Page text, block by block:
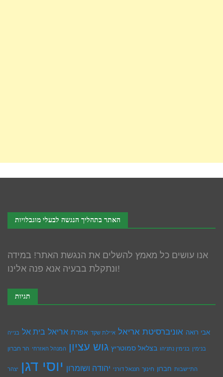
האתר בתהליך הנגשה לבעלי מוגבלויות
אנו עושים כל מאמץ להשלים את הנגשת האתר! במידה
ונתקלת בבעיה אנא פנה אלינו!
תגיות
אבי רואה אוניברסיטת אריאל איילת שקד אפרת אריאל בית אל בנייה
בנימין בנימין נתניהו בצלאל סמוטריץ גוש עציון המנהל האזרחי הר חברון
התיישבות חברון חינוך חננאל דורני יהודה ושומרון יוסי דגן יצהר